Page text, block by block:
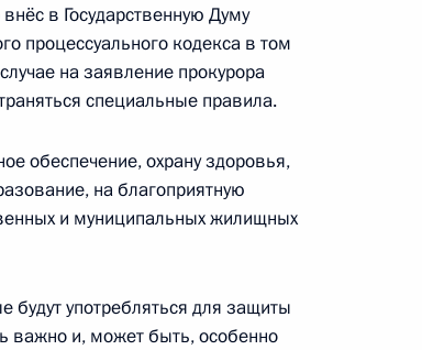
Владимиром
1
Алексеем
транзита
1
в Государственную Думу
процессуального кодекса в том
на заявление прокурора
специальные правила.
обеспечение, охрану здоровья,
на благоприятную
и муниципальных жилищных
будут употребляться для защиты
важно и, может быть, особенно